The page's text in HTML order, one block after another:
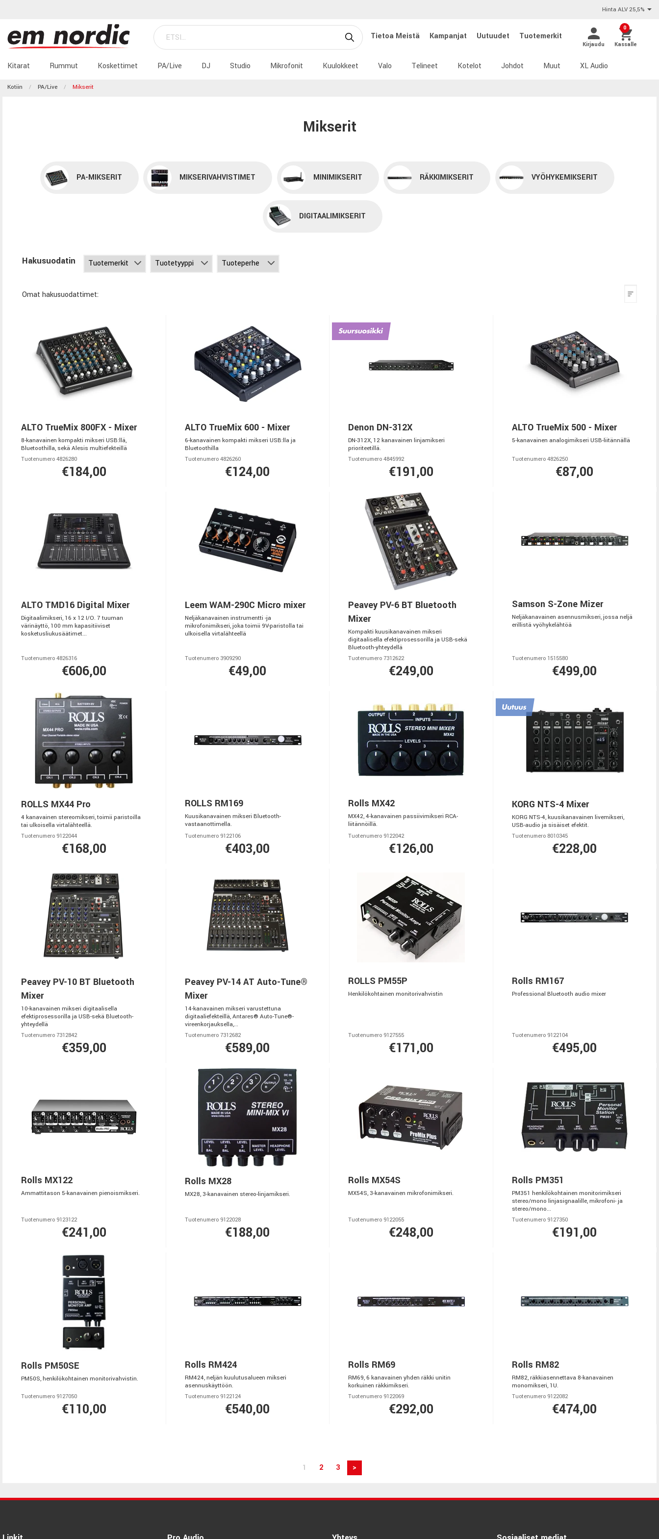
Hinta ALV 25,5%
Tietoa Meistä Kampanjat Uutuudet Tuotemerkit
Kirjaudu
0
Kassalle
Kitarat Rummut Koskettimet PA/Live DJ Studio Mikrofonit Kuulokkeet Valo Telineet Kotelot Johdot Muut XL Audio
Kotiin PA/Live Mikserit
Mikserit
PA-MIKSERIT MIKSERIVAHVISTIMET MINIMIKSERIT RÄKKIMIKSERIT VYÖHYKEMIKSERIT
DIGITAALIMIKSERIT
Hakusuodatin
Omat hakusuodattimet:
ALTO TrueMix 800FX - Mixer
8-kanavainen kompakti mikseri USB:llä,
Bluetoothilla, sekä Alesis multiefekteillä
Tuotenumero 4826280
€184,00
ALTO TrueMix 600 - Mixer
6-kanavainen kompakti mikseri USB:lla ja
Bluetoothilla
Tuotenumero 4826260
€124,00
Denon DN-312X
DN-312X, 12 kanavainen linjamikseri
prioriteetillä.
Tuotenumero 4845992
€191,00
ALTO TrueMix 500 - Mixer
5-kanavainen analogimikseri USB-liitännällä
Tuotenumero 4826250
€87,00
ALTO TMD16 Digital Mixer
Digitaalimikseri, 16 x 12 I/O. 7 tuuman
värinäyttö, 100 mm kapasitiiviset
kosketusliukusäätimet...
Tuotenumero 4826316
€606,00
Leem WAM-290C Micro mixer
Neljäkanavainen instrumentti -ja
mikrofonimikseri, joka toimii 9V-paristolla tai
ulkoisella virtalähteellä
Tuotenumero 3909290
€49,00
Peavey PV-6 BT Bluetooth
Mixer
Kompakti kuusikanavainen mikseri
digitaalisella efektiprosessorilla ja USB-sekä
Bluetooth-yhteydellä
Tuotenumero 7312622
€249,00
Samson S-Zone Mizer
Neljäkanavainen asennusmikseri, jossa neljä
erillistä vyöhykelähtöä
Tuotenumero 1515580
€499,00
ROLLS MX44 Pro
4 kanavainen stereomikseri, toimii paristoilla
tai ulkoisella virtalähteellä.
Tuotenumero 9122044
€168,00
ROLLS RM169
Kuusikanavainen mikseri Bluetooth-
vastaanottimella.
Tuotenumero 9122106
€403,00
Rolls MX42
MX42, 4-kanavainen passiivimikseri RCA-
liitännöillä.
Tuotenumero 9122042
€126,00
KORG NTS-4 Mixer
KORG NTS-4, kuusikanavainen livemikseri,
USB-audio ja sisäiset efektit.
Tuotenumero 8010345
€228,00
Peavey PV-10 BT Bluetooth
Mixer
10-kanavainen mikseri digitaalisella
efektiprosessorilla ja USB-sekä Bluetooth-
yhteydellä
Tuotenumero 7312842
€359,00
Peavey PV-14 AT Auto-Tune®
Mixer
14-kanavainen mikseri varustettuna
digitaaliefekteillä, Antares® Auto-Tune®-
vireenkorjauksella,...
Tuotenumero 7312682
€589,00
ROLLS PM55P
Henkilökohtainen monitorivahvistin
Tuotenumero 9127555
€171,00
Rolls RM167
Professional Bluetooth audio mixer
Tuotenumero 9122104
€495,00
Rolls MX122
Ammattitason 5-kanavainen pienoismikseri.
Tuotenumero 9123122
€241,00
Rolls MX28
MX28, 3-kanavainen stereo-linjamikseri.
Tuotenumero 9122028
€188,00
Rolls MX54S
MX54S, 3-kanavainen mikrofonimikseri.
Tuotenumero 9122055
€248,00
Rolls PM351
PM351 henkilökohtainen monitorimikseri
stereo/mono linjasignaalille, mikrofoni- ja
stereo/mono...
Tuotenumero 9127350
€191,00
Rolls PM50SE
PM50S, henkilökohtainen monitorivahvistin.
Tuotenumero 9127050
€110,00
Rolls RM424
RM424, neljän kuulutusalueen mikseri
asennuskäyttöön.
Tuotenumero 9122124
€540,00
Rolls RM69
RM69, 6 kanavainen yhden räkki unitin
korkuinen räkkimikseri.
Tuotenumero 9122069
€292,00
Rolls RM82
RM82, räkkiasennettava 8-kanavainen
monomikseri, 1U.
Tuotenumero 9122082
€474,00
1 2 3 >